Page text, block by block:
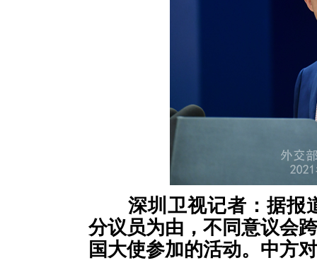
深圳卫视记者：据报
分议员为由，不同意议会
国大使参加的活动。中方